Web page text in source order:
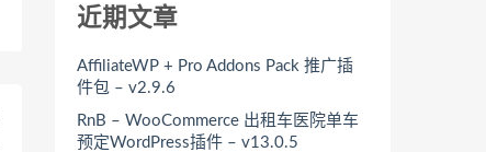
近期文章
AffiliateWP + Pro Addons Pack 推广插
件包 – v2.9.6
RnB – WooCommerce 出租车医院单车
预定WordPress插件 – v13.0.5